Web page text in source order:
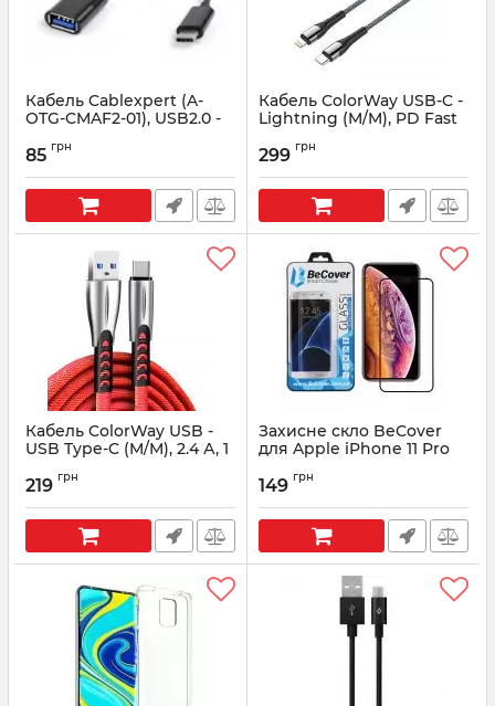
Кабель Cablexpert (A-
OTG-CMAF2-01), USB2.0 -
чорний
Артикул: A-OTG-CMAF2-01
85 грн
Кабель ColorWay USB-C -
Lightning (M/M), PD Fast
(CW-CBPDCL033-GR)
Артикул: CW-CBPDCL033-GR
299 грн
Кабель ColorWay USB -
USB Type-C (M/M), 2.4 А, 1
Артикул:
219 грн
Захисне скло BeCover
для Apple iPhone 11 Pro
Артикул:
149 грн